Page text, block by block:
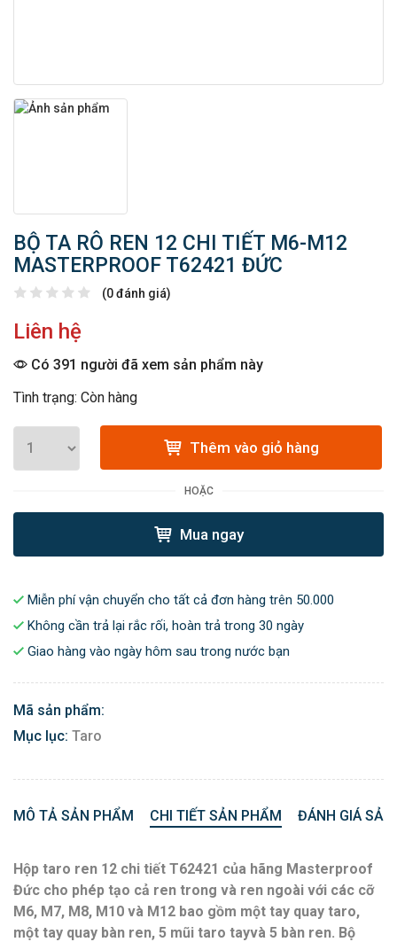
BỘ TA RÔ REN 12 CHI TIẾT M6-M12
MASTERPROOF T62421 ĐỨC
(0 đánh giá)
Liên hệ
Có 391 người đã xem sản phẩm này
Tình trạng: Còn hàng
Thêm vào giỏ hàng
HOẶC
Mua ngay
Miễn phí vận chuyển cho tất cả đơn hàng trên 50.000
Không cần trả lại rắc rối, hoàn trả trong 30 ngày
Giao hàng vào ngày hôm sau trong nước bạn
Mã sản phẩm:
Mục lục: Taro
MÔ TẢ SẢN PHẨM CHI TIẾT SẢN PHẨM ĐÁNH GIÁ
Hộp taro ren 12 chi tiết T62421 của hãng Masterproof
Đức cho phép tạo cả ren trong và ren ngoài với các cỡ
M6, M7, M8, M10 và M12 bao gồm một tay quay taro,
một tay quay bàn ren, 5 mũi taro tayvà 5 bàn ren. Bộ